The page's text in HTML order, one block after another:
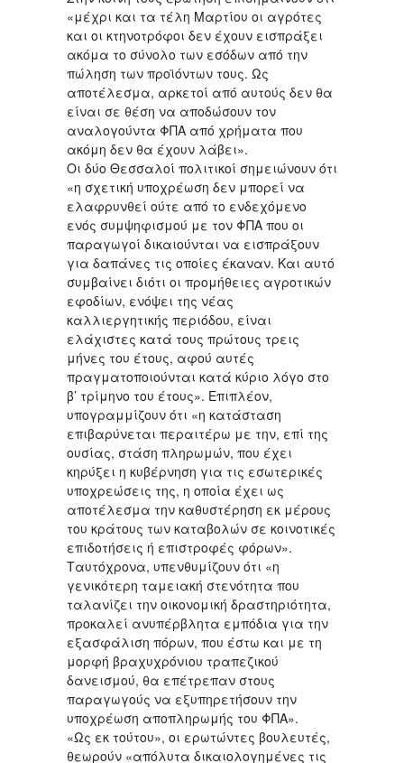
«μέχρι και τα τέλη Μαρτίου οι αγρότες
και οι κτηνοτρόφοι δεν έχουν εισπράξει
ακόμα το σύνολο των εσόδων από την
πώληση των προϊόντων τους. Ως
αποτέλεσμα, αρκετοί από αυτούς δεν θα
είναι σε θέση να αποδώσουν τον
αναλογούντα ΦΠΑ από χρήματα που
ακόμη δεν θα έχουν λάβει».
Οι δύο Θεσσαλοί πολιτικοί σημειώνουν ότι
«η σχετική υποχρέωση δεν μπορεί να
ελαφρυνθεί ούτε από το ενδεχόμενο
ενός συμψηφισμού με τον ΦΠΑ που οι
παραγωγοί δικαιούνται να εισπράξουν
για δαπάνες τις οποίες έκαναν. Και αυτό
συμβαίνει διότι οι προμήθειες αγροτικών
εφοδίων, ενόψει της νέας
καλλιεργητικής περιόδου, είναι
ελάχιστες κατά τους πρώτους τρεις
μήνες του έτους, αφού αυτές
πραγματοποιούνται κατά κύριο λόγο στο
β’ τρίμηνο του έτους». Επιπλέον,
υπογραμμίζουν ότι «η κατάσταση
επιβαρύνεται περαιτέρω με την, επί της
ουσίας, στάση πληρωμών, που έχει
κηρύξει η κυβέρνηση για τις εσωτερικές
υποχρεώσεις της, η οποία έχει ως
αποτέλεσμα την καθυστέρηση εκ μέρους
του κράτους των καταβολών σε κοινοτικές
επιδοτήσεις ή επιστροφές φόρων».
Ταυτόχρονα, υπενθυμίζουν ότι «η
γενικότερη ταμειακή στενότητα που
ταλανίζει την οικονομική δραστηριότητα,
προκαλεί ανυπέρβλητα εμπόδια για την
εξασφάλιση πόρων, που έστω και με τη
μορφή βραχυχρόνιου τραπεζικού
δανεισμού, θα επέτρεπαν στους
παραγωγούς να εξυπηρετήσουν την
υποχρέωση αποπληρωμής του ΦΠΑ».
«Ως εκ τούτου», οι ερωτώντες βουλευτές,
θεωρούν «απόλυτα δικαιολογημένες τις